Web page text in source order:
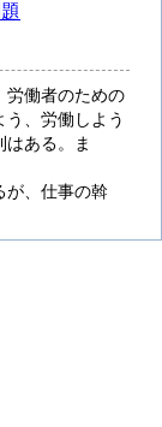
労働者のための
、労働しよう
ある。ま
が、仕事の斡